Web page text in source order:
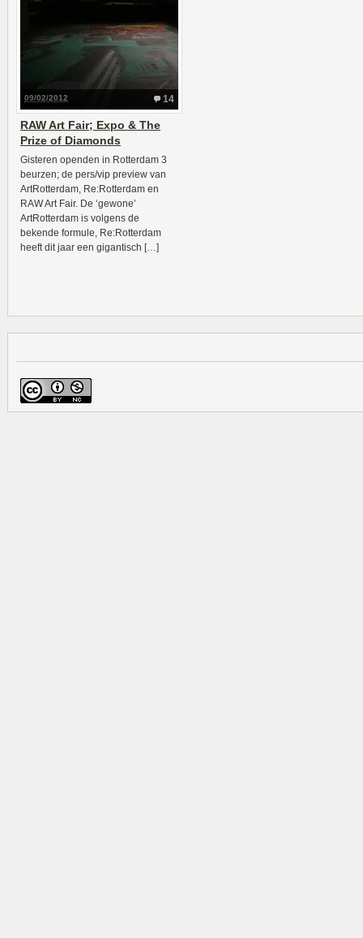
14
09/02/2012
RAW Art Fair; Expo & The
Prize of Diamonds
Gisteren openden in Rotterdam 3
beurzen; de pers/vip preview van
ArtRotterdam, Re:Rotterdam en
RAW Art Fair. De ‘gewone’
ArtRotterdam is volgens de
bekende formule, Re:Rotterdam
heeft dit jaar een gigantisch […]